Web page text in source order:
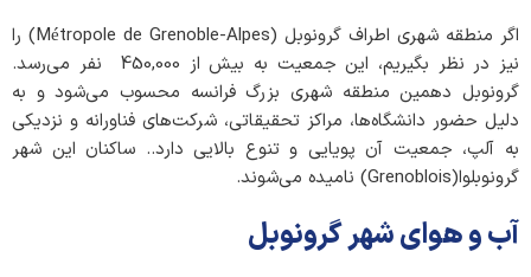
اگر منطقه شهری اطراف گرونوبل (Métropole de Grenoble-Alpes) را
نیز در نظر بگیریم، این جمعیت به بیش از 450,000 نفر می‌رسد.
گرونوبل دهمین منطقه شهری بزرگ فرانسه محسوب می‌شود و به
دلیل حضور دانشگاه‌ها، مراکز تحقیقاتی، شرکت‌های فناورانه و نزدیکی
به آلپ، جمعیت آن پویایی و تنوع بالایی دارد.. ساکنان این شهر
گرونوبلوا(Grenoblois) نامیده می‌شوند.
آب و هوای شهر گرونوبل